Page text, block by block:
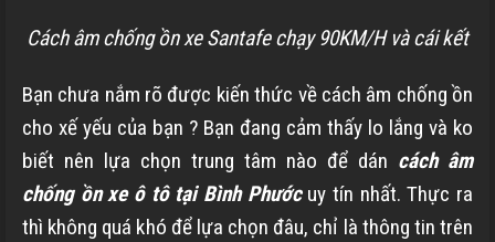
Cách âm chống ồn xe Santafe chạy 90KM/H và cái kết
Bạn chưa nắm rõ được kiến thức về cách âm chống ồn
cho xế yếu của bạn ? Bạn đang cảm thấy lo lắng và ko
biết nên lựa chọn trung tâm nào để dán cách âm
chống ồn xe ô tô tại Bình Phước uy tín nhất. Thực ra
thì không quá khó để lựa chọn đâu, chỉ là thông tin trên